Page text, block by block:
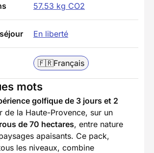
57.53 kg CO2
En liberté
🇫🇷Français
mots
golfique de 3 jours et 2
de la Haute-Provence, sur un
de 70 hectares, entre nature
apaisants. Ce pack,
les niveaux, combine